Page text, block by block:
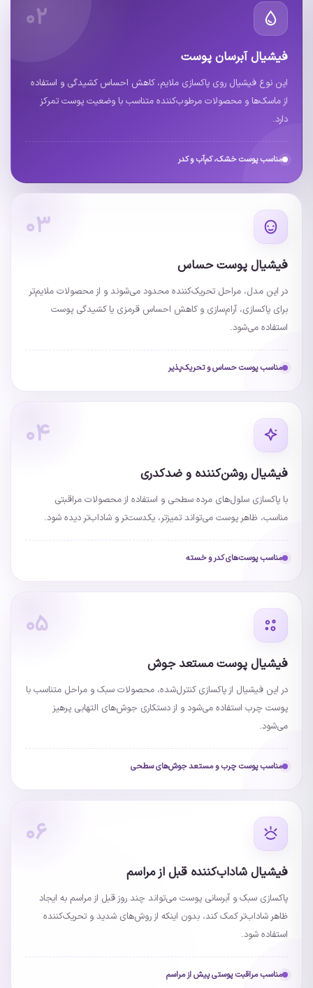
۰۲
فیشیال آبرسان پوست
این نوع فیشیال روی پاکسازی ملایم، کاهش احساس کشیدگی و استفاده
از ماسک‌ها و محصولات مرطوب‌کننده متناسب با وضعیت پوست تمرکز
دارد.
مناسب پوست خشک، کم‌آب و کدر
۰۳
فیشیال پوست حساس
در این مدل، مراحل تحریک‌کننده محدود می‌شوند و از محصولات ملایم‌تر
برای پاکسازی، آرام‌سازی و کاهش احساس قرمزی یا کشیدگی پوست
استفاده می‌شود.
مناسب پوست حساس و تحریک‌پذیر
۰۴
فیشیال روشن‌کننده و ضدکدری
با پاکسازی سلول‌های مرده سطحی و استفاده از محصولات مراقبتی
مناسب، ظاهر پوست می‌تواند تمیزتر، یکدست‌تر و شاداب‌تر دیده شود.
مناسب پوست‌های کدر و خسته
۰۵
فیشیال پوست مستعد جوش
در این فیشیال از پاکسازی کنترل‌شده، محصولات سبک و مراحل متناسب با
پوست چرب استفاده می‌شود و از دستکاری جوش‌های التهابی پرهیز
می‌شود.
مناسب پوست چرب و مستعد جوش‌های سطحی
۰۶
فیشیال شاداب‌کننده قبل از مراسم
پاکسازی سبک و آبرسانی پوست می‌تواند چند روز قبل از مراسم به ایجاد
ظاهر شاداب‌تر کمک کند، بدون اینکه از روش‌های شدید و تحریک‌کننده
استفاده شود.
مناسب مراقبت پوستی پیش از مراسم